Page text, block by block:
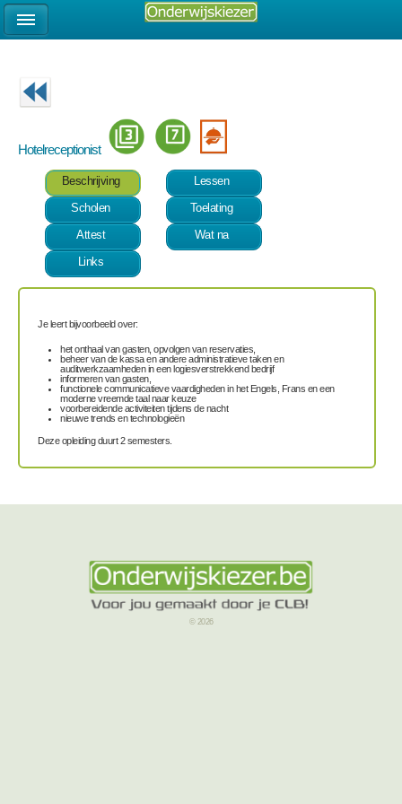
Hotelreceptionist
Beschrijving
Lessen
Scholen
Toelating
Attest
Wat na
Links
Je leert bijvoorbeeld over:
het onthaal van gasten, opvolgen van reservaties,
beheer van de kassa en andere administratieve taken en
auditwerkzaamheden in een logiesverstrekkend bedrijf
informeren van gasten,
functionele communicatieve vaardigheden in het Engels, Frans en een
moderne vreemde taal naar keuze
voorbereidende activiteiten tijdens de nacht
nieuwe trends en technologieën
Deze opleiding duurt 2 semesters.
© 2026